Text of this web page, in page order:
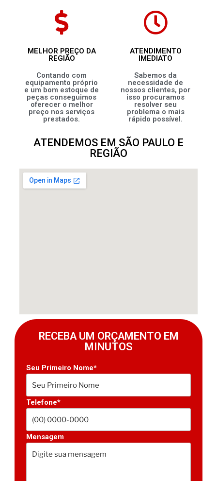
MELHOR PREÇO DA
REGIÃO
Contando com
equipamento próprio
e um bom estoque de
peças conseguimos
oferecer o melhor
preço nos serviços
prestados.
ATENDIMENTO
IMEDIATO
Sabemos da
necessidade de
nossos clientes, por
isso procuramos
resolver seu
problema o mais
rápido possível.
ATENDEMOS EM SÃO PAULO E
REGIÃO
RECEBA UM ORÇAMENTO EM
MINUTOS
Seu Primeiro Nome*
Telefone*
Mensagem